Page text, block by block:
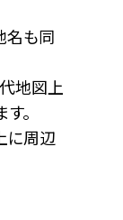
名も同
代地図上
。
に周辺